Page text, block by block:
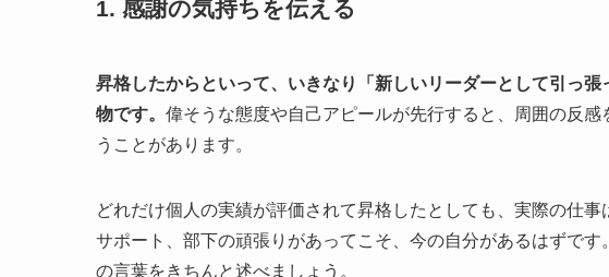
1. 感謝の気持ちを伝える
昇格したからといって、いきなり「新しいリーダーとして引っ
物です。 偉そうな態度や自己アピールが先行すると、周囲の反
うことがあります。
どれだけ個人の実績が評価されて昇格したとしても、実際の仕
サポート、部下の頑張りがあってこそ、今の自分があるはずで
の言葉をきちんと述べましょう。